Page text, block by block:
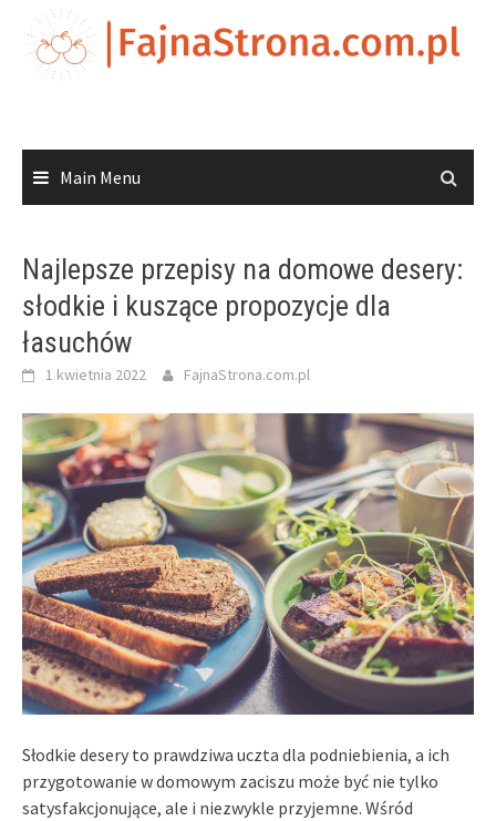
content
Main Menu
Najlepsze przepisy na domowe desery:
słodkie i kuszące propozycje dla
łasuchów
1 kwietnia 2022 FajnaStrona.com.pl
Słodkie desery to prawdziwa uczta dla podniebienia, a ich
przygotowanie w domowym zaciszu może być nie tylko
satysfakcjonujące, ale i niezwykle przyjemne. Wśród